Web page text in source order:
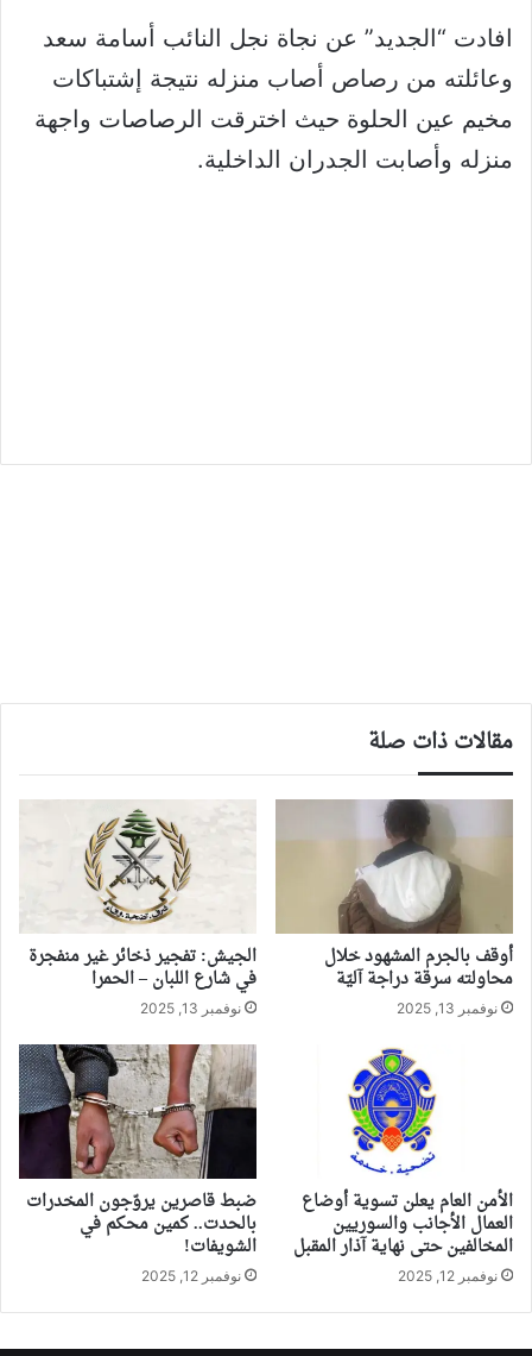
افادت “الجديد” عن نجاة نجل النائب أسامة سعد
وعائلته من رصاص أصاب منزله نتيجة إشتباكات
مخيم عين الحلوة حيث اخترقت الرصاصات واجهة
منزله وأصابت الجدران الداخلية.
مقالات ذات صلة
أوقف بالجرم المشهود خلال
محاولته سرقة دراجة آليّة
نوفمبر 13, 2025
الجيش: تفجير ذخائر غير منفجرة
في شارع اللبان – الحمرا
نوفمبر 13, 2025
الأمن العام يعلن تسوية أوضاع
العمال الأجانب والسوريين
المخالفين حتى نهاية آذار المقبل
نوفمبر 12, 2025
ضبط قاصرين يروّجون المخدرات
بالحدت.. كمين محكم في
الشويفات!
نوفمبر 12, 2025